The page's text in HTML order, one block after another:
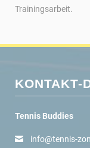
Trainingsarbeit.
KONTAKT-
Tennis Buddies
info@tennis-